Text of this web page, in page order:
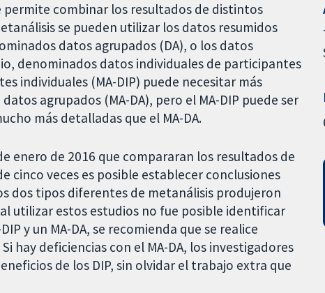
permite combinar los resultados de distintos
se pueden utilizar los datos resumidos
datos agrupados (DA), o los datos
denominados datos individuales de participantes
individuales (MA-DIP) puede necesitar más
agrupados (MA-DA), pero el MA-DIP puede ser
más detalladas que el MA-DA.
enero de 2016 que compararan los resultados de
cinco veces es posible establecer conclusiones
dos tipos diferentes de metanálisis produjeron
utilizar estos estudios no fue posible identificar
y un MA-DA, se recomienda que se realice
hay deficiencias con el MA-DA, los investigadores
de los DIP, sin olvidar el trabajo extra que